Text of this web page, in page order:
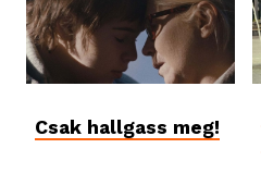
Csak hallgass meg!